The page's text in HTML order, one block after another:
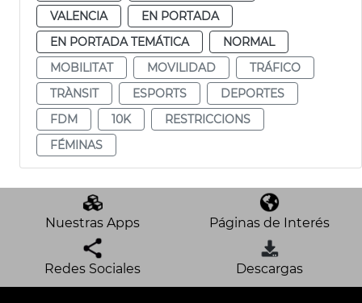
VALENCIA
EN PORTADA
EN PORTADA TEMÁTICA
NORMAL
MOBILITAT
MOVILIDAD
TRÁFICO
TRÀNSIT
ESPORTS
DEPORTES
FDM
10K
RESTRICCIONS
FÉMINAS
Nuestras Apps Páginas de Interés
Redes Sociales Descargas